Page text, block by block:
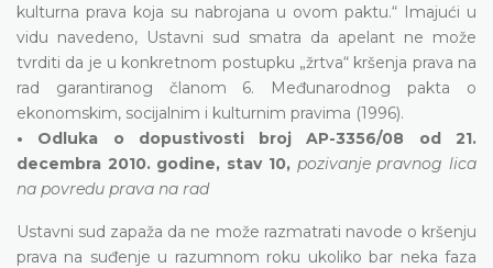
kulturna prava koja su nabrojana u ovom paktu.“ Imajući u
vidu navedeno, Ustavni sud smatra da apelant ne može
tvrditi da je u konkretnom postupku „žrtva“ kršenja prava na
rad garantiranog članom 6. Međunarodnog pakta o
ekonomskim, socijalnim i kulturnim pravima (1996).
• Odluka o dopustivosti broj AP-3356/08 od 21.
decembra 2010. godine, stav 10, pozivanje pravnog lica
na povredu prava na rad
Ustavni sud zapaža da ne može razmatrati navode o kršenju
prava na suđenje u razumnom roku ukoliko bar neka faza